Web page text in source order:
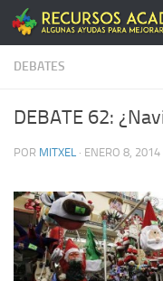
Saltar al contenido
DEBATES
DEBATE 62:
POR MITXEL · ENERO 8, 2014